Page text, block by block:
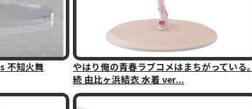
不知火舞
やはり俺の青春ラブコメはまちがっている。
続 由比ヶ浜結衣 水着 ver...